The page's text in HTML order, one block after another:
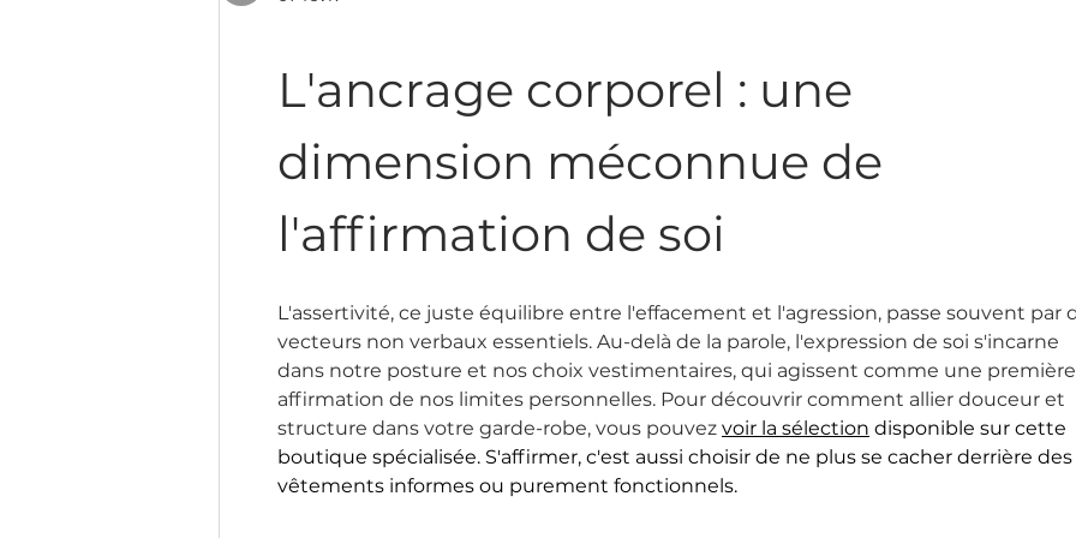
L'ancrage corporel : une
dimension méconnue de
l'affirmation de soi
L'assertivité, ce juste équilibre entre l'effacement et l'agression, passe souvent par
vecteurs non verbaux essentiels. Au-delà de la parole, l'expression de soi s'incarne
dans notre posture et nos choix vestimentaires, qui agissent comme une première
affirmation de nos limites personnelles. Pour découvrir comment allier douceur et
structure dans votre garde-robe, vous pouvez voir la sélection disponible sur cette
boutique spécialisée. S'affirmer, c'est aussi choisir de ne plus se cacher derrière des
vêtements informes ou purement fonctionnels.